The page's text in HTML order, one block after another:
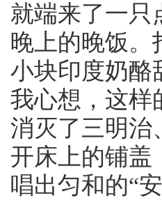
就端来了一只
晚上的晚饭。
小块印度奶酪
我心想，这样
消灭了三明治
开床上的铺盖
唱出匀和的“